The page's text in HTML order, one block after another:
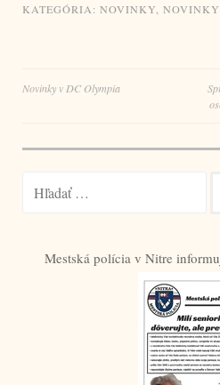
KATEGÓRIA: NOVINKY
Navigácia
článku
Novinky v DC Olympia
Hľadať:
Mestská polícia v Nitre